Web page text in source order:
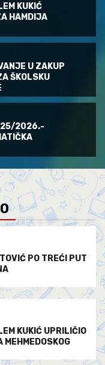
KUKIĆ
HAMDIJA
U ZAKUP
ŠKOLSKU
2026.-
PO TREĆI PUT
KUKIĆ UPRILIČIO